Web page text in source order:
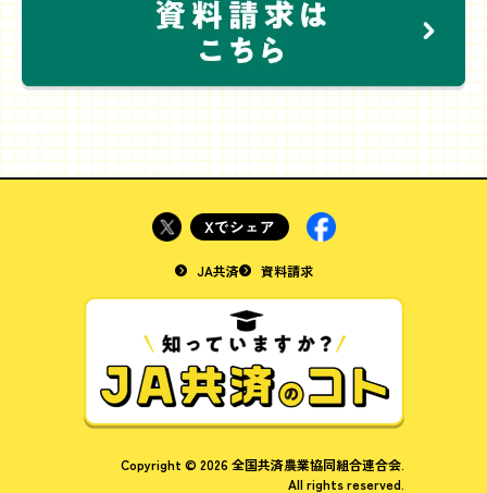
JA共済 資料請求
Copyright © 2026 全国共済農業協同組合連合会.
All rights reserved.